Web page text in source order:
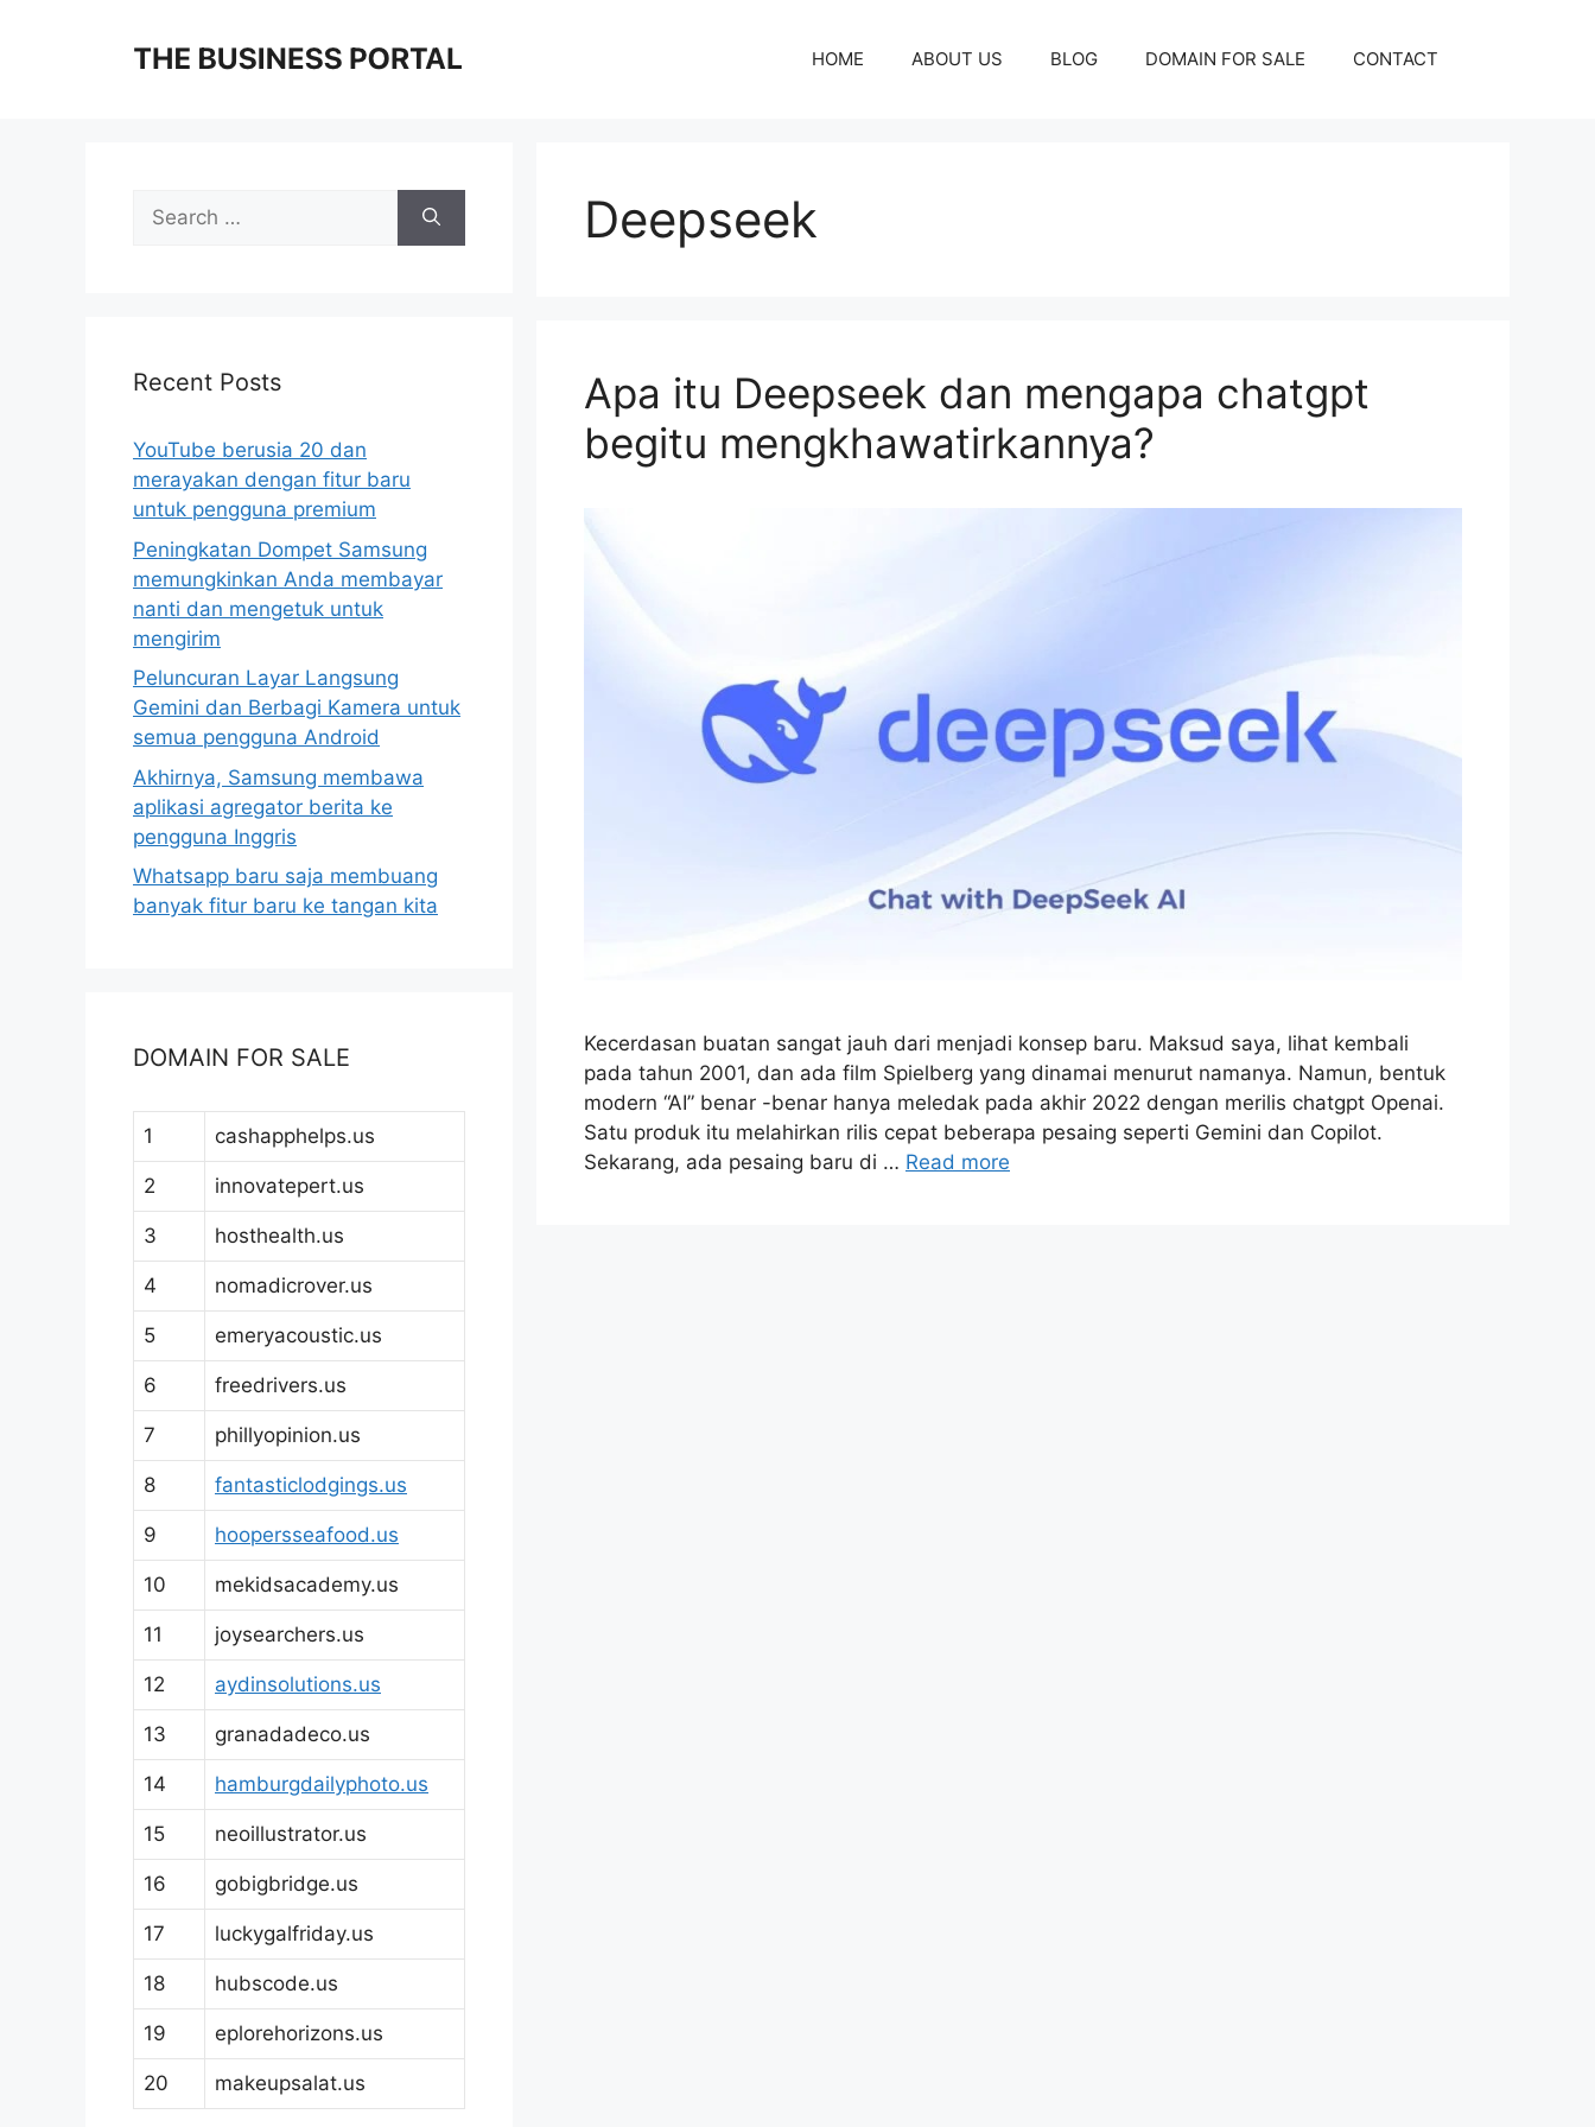
HOME ABOUT US BLOG DOMAIN FOR SALE CONTACT
Deepseek
Apa itu Deepseek dan mengapa chatgpt
begitu mengkhawatirkannya?
Kecerdasan buatan sangat jauh dari menjadi konsep baru. Maksud saya, lihat kembali
pada tahun 2001, dan ada film Spielberg yang dinamai menurut namanya. Namun, bentuk
modern “AI” benar -benar hanya meledak pada akhir 2022 dengan merilis chatgpt Openai.
Satu produk itu melahirkan rilis cepat beberapa pesaing seperti Gemini dan Copilot.
Sekarang, ada pesaing baru di … Read more
Search
for:
Recent Posts
YouTube berusia 20 dan
merayakan dengan fitur baru
untuk pengguna premium
Peningkatan Dompet Samsung
memungkinkan Anda membayar
nanti dan mengetuk untuk
mengirim
Peluncuran Layar Langsung
Gemini dan Berbagi Kamera untuk
semua pengguna Android
Akhirnya, Samsung membawa
aplikasi agregator berita ke
pengguna Inggris
Whatsapp baru saja membuang
banyak fitur baru ke tangan kita
DOMAIN FOR SALE
1 cashapphelps.us
2 innovatepert.us
3 hosthealth.us
4 nomadicrover.us
5 emeryacoustic.us
6 freedrivers.us
7 phillyopinion.us
8 fantasticlodgings.us
9 hoopersseafood.us
10 mekidsacademy.us
11 joysearchers.us
12 aydinsolutions.us
13 granadadeco.us
14 hamburgdailyphoto.us
15 neoillustrator.us
16 gobigbridge.us
17 luckygalfriday.us
18 hubscode.us
19 eplorehorizons.us
20 makeupsalat.us